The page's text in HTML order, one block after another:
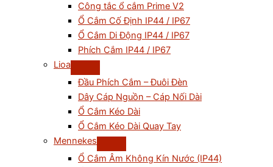
Công tắc ổ cắm Prime V2
Ổ Cắm Cố Định IP44 / IP67
Ổ Cắm Di Động IP44 / IP67
Phích Cắm IP44 / IP67
Lioa
Đầu Phích Cắm – Đuôi Đèn
Dây Cáp Nguồn – Cáp Nối Dài
Ổ Cắm Kéo Dài
Ổ Cắm Kéo Dài Quay Tay
Mennekes
Ổ Cắm Âm Không Kín Nước (IP44)